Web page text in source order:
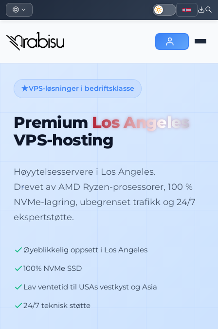
VPS-løsninger i bedriftsklasse
Premium Los Angeles
VPS-hosting
Høyytelsesservere i Los Angeles.
Drevet av AMD Ryzen-prosessorer, 100 %
NVMe-lagring, ubegrenset trafikk og 24/7
ekspertstøtte.
Øyeblikkelig oppsett i Los Angeles
100% NVMe SSD
Lav ventetid til USAs vestkyst og Asia
24/7 teknisk støtte